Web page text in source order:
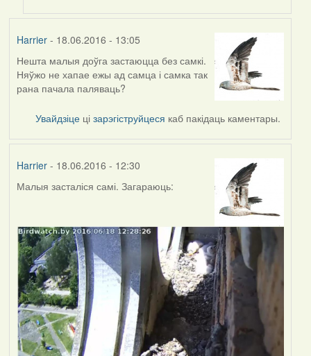
by
Harrier- 18.06.2016 - 13:05
Нешта малыя доўга застаюцца без самкі.
Няўжо не хапае ежы ад самца і самка так
рана пачала паляваць?
Увайдзіце цізарэгіструйцеся каб пакідаць каментары.
Harrier- 18.06.2016 - 12:30
Малыя засталіся самі. Загараюць: